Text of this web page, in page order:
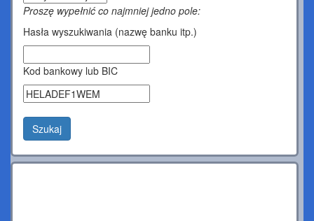
Proszę wypełnić co najmniej jedno pole:
Hasła wyszukiwania (nazwę banku itp.)
Kod bankowy lub BIC
Szukaj